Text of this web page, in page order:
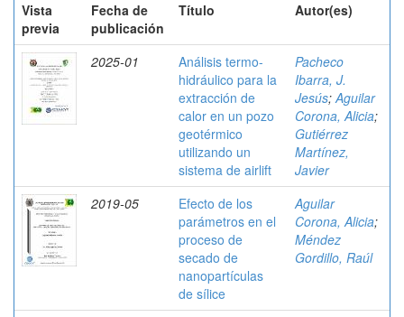
Vista
previa
Fecha de
publicación
Título Autor(es)
2025-01
Análisis termo-
hidráulico para la
extracción de
calor en un pozo
geotérmico
utilizando un
sistema de airlift
Pacheco
Ibarra, J.
Jesús;Aguilar
Corona, Alicia;
Gutiérrez
Martínez,
Javier
2019-05
Efecto de los
parámetros en el
proceso de
secado de
nanopartículas
de sílice
Aguilar
Corona, Alicia;
Méndez
Gordillo, Raúl